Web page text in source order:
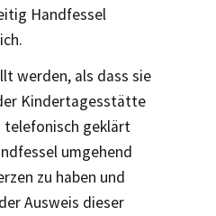
Handfessel
werden, als dass sie
Kindertagesstätte
telefonisch geklärt
umgehend
zu haben und
Ausweis dieser